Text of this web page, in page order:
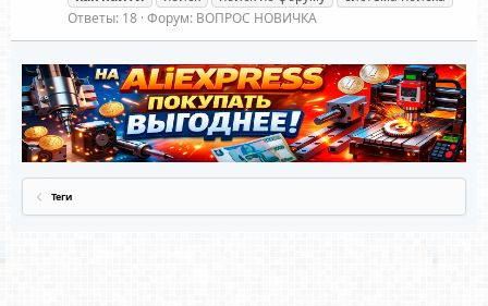
Ответы: 18 Форум: ВОПРОС НОВИЧКА
Теги